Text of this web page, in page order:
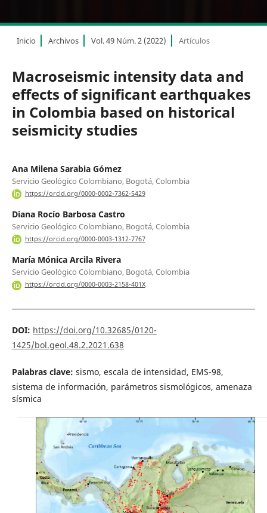
Inicio Archivos Vol. 49 Núm. 2 (2022) Artículos
Macroseismic intensity data and
effects of significant earthquakes
in Colombia based on historical
seismicity studies
Ana Milena Sarabia Gómez
Servicio Geológico Colombiano, Bogotá, Colombia
https://orcid.org/0000-0002-7362-5429
Diana Rocío Barbosa Castro
Servicio Geológico Colombiano, Bogotá, Colombia
https://orcid.org/0000-0003-1312-7767
María Mónica Arcila Rivera
Servicio Geológico Colombiano, Bogotá, Colombia
https://orcid.org/0000-0003-2158-401X
DOI: https://doi.org/10.32685/0120-
1425/bol.geol.48.2.2021.638
Palabras clave: sismo, escala de intensidad, EMS-98,
sistema de información, parámetros sismológicos, amenaza
sísmica